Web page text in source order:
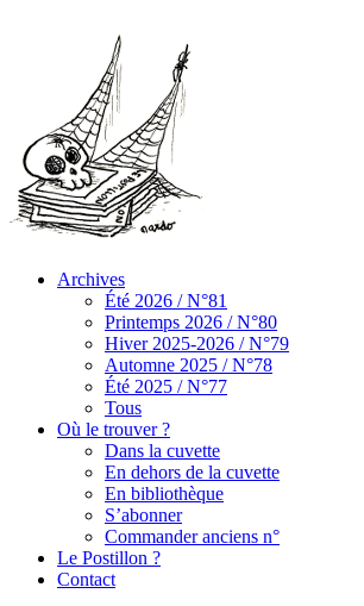
Archives
Été 2026 / N°81
Printemps 2026 / N°80
Hiver 2025-2026 / N°79
Automne 2025 / N°78
Été 2025 / N°77
Tous
Où le trouver ?
Dans la cuvette
En dehors de la cuvette
En bibliothèque
S’abonner
Commander anciens n°
Le Postillon ?
Contact